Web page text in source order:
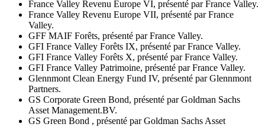
France Valley Revenu Europe VI, présenté par France Valley.
France Valley Revenu Europe VII, présenté par France
Valley.
GFF MAIF Forêts, présenté par France Valley.
GFI France Valley Forêts IX, présenté par France Valley.
GFI France Valley Forêts X, présenté par France Valley.
GFI France Valley Patrimoine, présenté par France Valley.
Glennmont Clean Energy Fund IV, présenté par Glennmont
Partners.
GS Corporate Green Bond, présenté par Goldman Sachs
Asset Management.BV.
GS Green Bond , présenté par Goldman Sachs Asset